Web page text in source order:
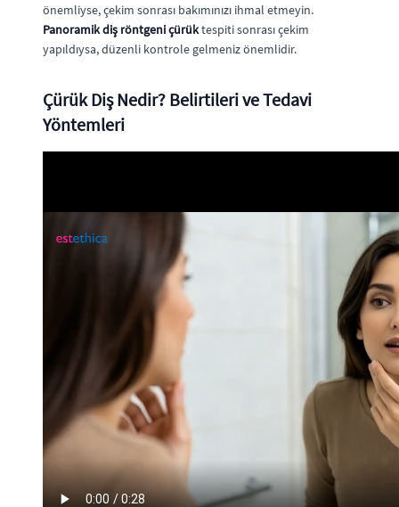
önemliyse, çekim sonrası bakımınızı ihmal etmeyin.
Panoramik diş röntgeni çürüktespiti sonrası çekim
yapıldıysa, düzenli kontrole gelmeniz önemlidir.
Çürük Diş Nedir? Belirtileri ve Tedavi
Yöntemleri